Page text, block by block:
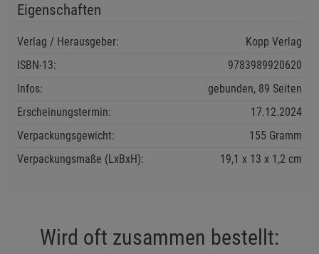
Eigenschaften
Verlag / Herausgeber:
Kopp Verlag
ISBN-13:
9783989920620
Infos:
gebunden, 89 Seiten
Erscheinungstermin:
17.12.2024
Verpackungsgewicht:
155 Gramm
Verpackungsmaße (LxBxH):
19,1 13 1,2 cm
Wird oft zusammen bestellt: